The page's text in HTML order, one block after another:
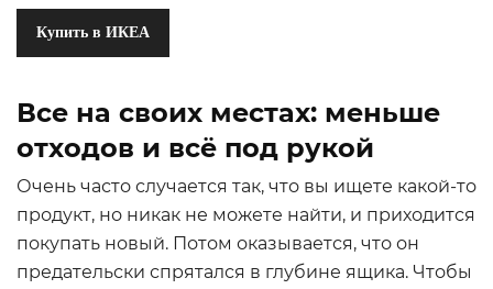
Купить в ИКЕА
Все на своих местах: меньше
отходов и всё под рукой
Очень часто случается так, что вы ищете какой-то
продукт, но никак не можете найти, и приходится
покупать новый. Потом оказывается, что он
предательски спрятался в глубине ящика. Чтобы